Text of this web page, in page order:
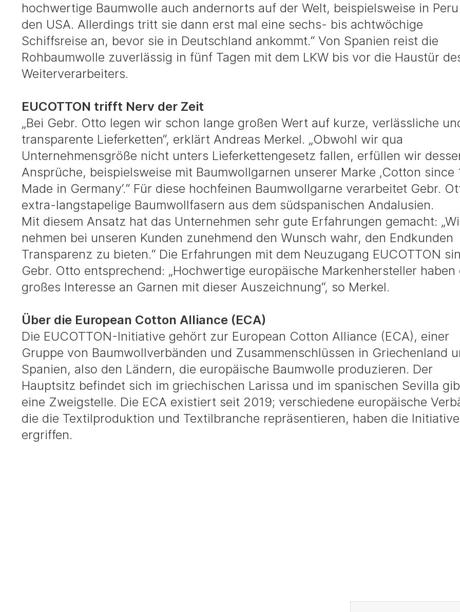
hochwertige Baumwolle auch andernorts auf der Welt, beispielsweise in
den USA. Allerdings tritt sie dann erst mal eine sechs- bis achtwöchige
Schiffsreise an, bevor sie in Deutschland ankommt.“ Von Spanien reist die
Rohbaumwolle zuverlässig in fünf Tagen mit dem LKW bis vor die Haustür
Weiterverarbeiters.
EUCOTTON trifft Nerv der Zeit
„Bei Gebr. Otto legen wir schon lange großen Wert auf kurze, verlässliche
transparente Lieferketten“, erklärt Andreas Merkel. „Obwohl wir qua
Unternehmensgröße nicht unters Lieferkettengesetz fallen, erfüllen wir
Ansprüche, beispielsweise mit Baumwollgarnen unserer Marke ‚Cotton since
Made in Germany‘.“ Für diese hochfeinen Baumwollgarne verarbeitet Gebr.
extra-langstapelige Baumwollfasern aus dem südspanischen Andalusien.
Mit diesem Ansatz hat das Unternehmen sehr gute Erfahrungen gemacht:
nehmen bei unseren Kunden zunehmend den Wunsch wahr, den Endkunden
Transparenz zu bieten.“ Die Erfahrungen mit dem Neuzugang EUCOTTON
Gebr. Otto entsprechend: „Hochwertige europäische Markenhersteller haben
großes Interesse an Garnen mit dieser Auszeichnung“, so Merkel.
Über die European Cotton Alliance (ECA)
Die EUCOTTON-Initiative gehört zur European Cotton Alliance (ECA), einer
Gruppe von Baumwollverbänden und Zusammenschlüssen in Griechenland
Spanien, also den Ländern, die europäische Baumwolle produzieren. Der
Hauptsitz befindet sich im griechischen Larissa und im spanischen Sevilla
eine Zweigstelle. Die ECA existiert seit 2019; verschiedene europäische
die die Textilproduktion und Textilbranche repräsentieren, haben die Initiative
ergriffen.